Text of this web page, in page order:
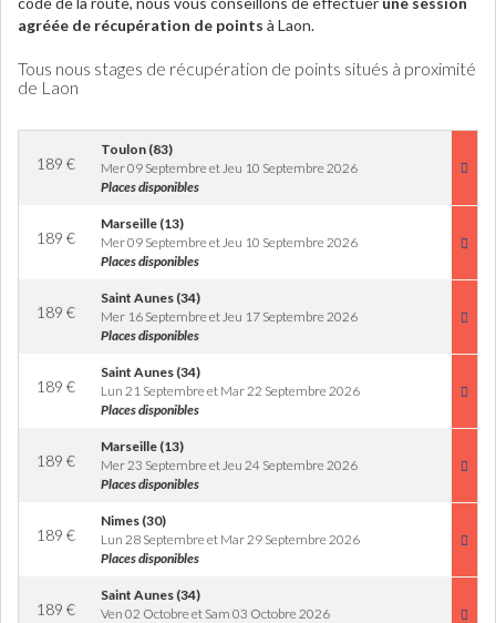
agréée de récupération de points à Laon.
Tous nous stages de récupération de points situés à proximité
de Laon
189 €
Toulon (83)
Mer 09 Septembre et Jeu 10 Septembre 2026
Places disponibles
189 €
Marseille (13)
Mer 09 Septembre et Jeu 10 Septembre 2026
Places disponibles
189 €
Saint Aunes (34)
Mer 16 Septembre et Jeu 17 Septembre 2026
Places disponibles
189 €
Saint Aunes (34)
Lun 21 Septembre et Mar 22 Septembre 2026
Places disponibles
189 €
Marseille (13)
Mer 23 Septembre et Jeu 24 Septembre 2026
Places disponibles
189 €
Nimes (30)
Lun 28 Septembre et Mar 29 Septembre 2026
Places disponibles
189 €
Saint Aunes (34)
Ven 02 Octobre et Sam 03 Octobre 2026